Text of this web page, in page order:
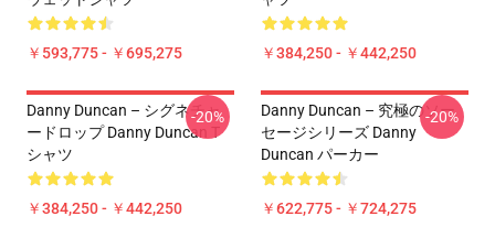
￥593,775 - ￥695,275 ￥384,250 - ￥442,250
Danny Duncan – シグネチャ
ードロップ Danny Duncan T
シャツ
￥384,250 - ￥442,250
-20%
Danny Duncan – 究極のソー
セージシリーズ Danny
Duncan パーカー
￥622,775 - ￥724,275
-20%